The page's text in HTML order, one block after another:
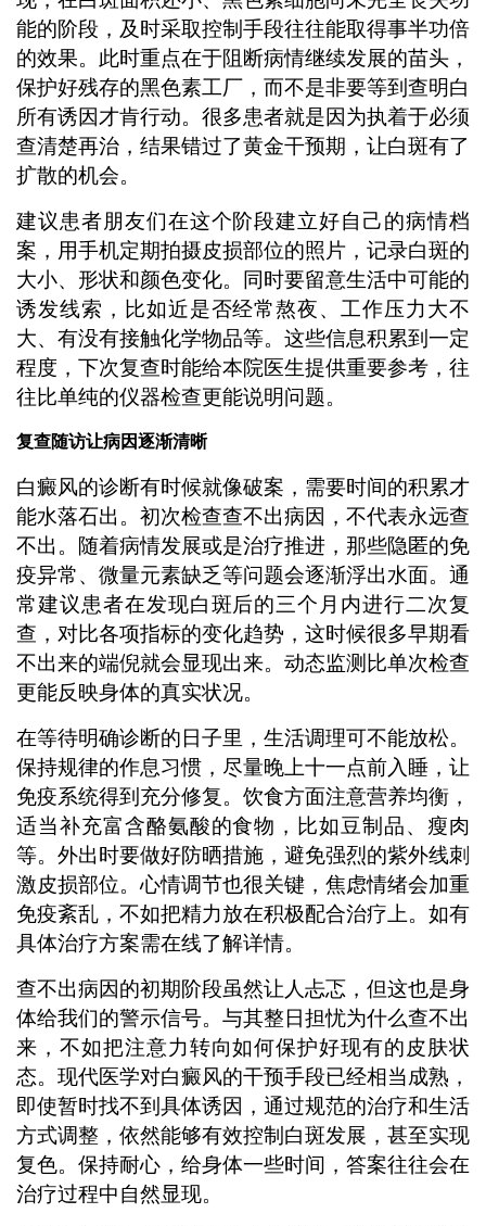
能的阶段，及时采取控制手段往往能取得事半功倍
的效果。此时重点在于阻断病情继续发展的苗头，
保护好残存的黑色素工厂，而不是非要等到查明白
所有诱因才肯行动。很多患者就是因为执着于必须
查清楚再治，结果错过了黄金干预期，让白斑有了
扩散的机会。
建议患者朋友们在这个阶段建立好自己的病情档
案，用手机定期拍摄皮损部位的照片，记录白斑的
大小、形状和颜色变化。同时要留意生活中可能的
诱发线索，比如近是否经常熬夜、工作压力大不
大、有没有接触化学物品等。这些信息积累到一定
程度，下次复查时能给本院医生提供重要参考，往
往比单纯的仪器检查更能说明问题。
复查随访让病因逐渐清晰
白癜风的诊断有时候就像破案，需要时间的积累才
能水落石出。初次检查查不出病因，不代表永远查
不出。随着病情发展或是治疗推进，那些隐匿的免
疫异常、微量元素缺乏等问题会逐渐浮出水面。通
常建议患者在发现白斑后的三个月内进行二次复
查，对比各项指标的变化趋势，这时候很多早期看
不出来的端倪就会显现出来。动态监测比单次检查
更能反映身体的真实状况。
在等待明确诊断的日子里，生活调理可不能放松。
保持规律的作息习惯，尽量晚上十一点前入睡，让
免疫系统得到充分修复。饮食方面注意营养均衡，
适当补充富含酪氨酸的食物，比如豆制品、瘦肉
等。外出时要做好防晒措施，避免强烈的紫外线刺
激皮损部位。心情调节也很关键，焦虑情绪会加重
免疫紊乱，不如把精力放在积极配合治疗上。如有
具体治疗方案需在线了解详情。
查不出病因的初期阶段虽然让人忐忑，但这也是身
体给我们的警示信号。与其整日担忧为什么查不出
来，不如把注意力转向如何保护好现有的皮肤状
态。现代医学对白癜风的干预手段已经相当成熟，
即使暂时找不到具体诱因，通过规范的治疗和生活
方式调整，依然能够有效控制白斑发展，甚至实现
复色。保持耐心，给身体一些时间，答案往往会在
治疗过程中自然显现。